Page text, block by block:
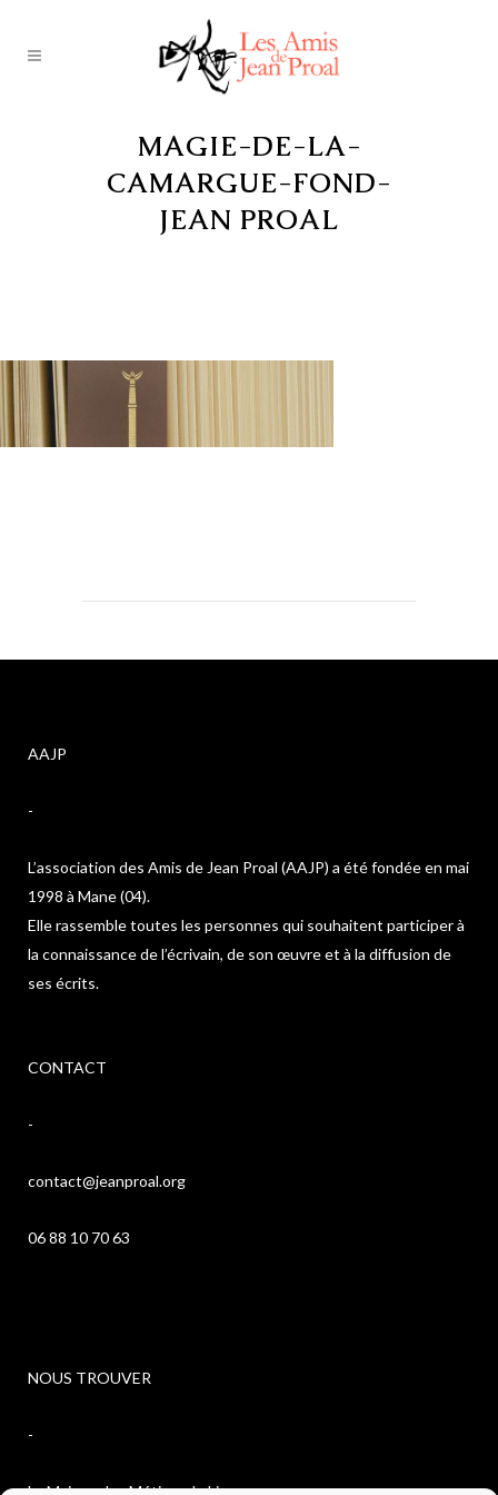
MAGIE-DE-LA-
CAMARGUE-FOND-
JEAN PROAL
AAJP
-
L’association des Amis de Jean Proal (AAJP) a été fondée en mai
1998 à Mane (04).
Elle rassemble toutes les personnes qui souhaitent participer à
la connaissance de l’écrivain, de son œuvre et à la diffusion de
ses écrits.
CONTACT
-
contact@jeanproal.org
06 88 10 70 63
NOUS TROUVER
-
La Maison des Métiers du Livre